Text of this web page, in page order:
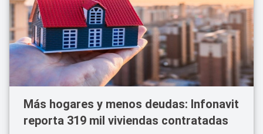
Más hogares y menos deudas: Infonavit
reporta 319 mil viviendas contratadas